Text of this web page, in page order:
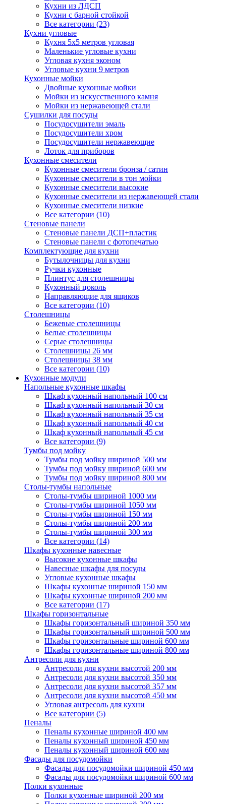
Кухни из ЛДСП
Кухни с барной стойкой
Все категории (23)
Кухни угловые
Кухня 5х5 метров угловая
Маленькие угловые кухни
Угловая кухня эконом
Угловые кухни 9 метров
Кухонные мойки
Двойные кухонные мойки
Мойки из искусственного камня
Мойки из нержавеющей стали
Сушилки для посуды
Посудосушители эмаль
Посудосушители хром
Посудосушители нержавеющие
Лоток для приборов
Кухонные смесители
Кухонные смесители бронза / сатин
Кухонные смесители в тон мойки
Кухонные смесители высокие
Кухонные смесители из нержавеющей стали
Кухонные смесители низкие
Все категории (10)
Стеновые панели
Стеновые панели ДСП+пластик
Стеновые панели с фотопечатью
Комплектующие для кухни
Бутылочницы для кухни
Ручки кухонные
Плинтус для столешницы
Кухонный цоколь
Направляющие для ящиков
Все категории (10)
Столешницы
Бежевые столешницы
Белые столешницы
Серые столешницы
Столешницы 26 мм
Столешницы 38 мм
Все категории (10)
Кухонные модули
Напольные кухонные шкафы
Шкаф кухонный напольный 100 см
Шкаф кухонный напольный 30 см
Шкаф кухонный напольный 35 см
Шкаф кухонный напольный 40 см
Шкаф кухонный напольный 45 см
Все категории (9)
Тумбы под мойку
Тумбы под мойку шириной 500 мм
Тумбы под мойку шириной 600 мм
Тумбы под мойку шириной 800 мм
Столы-тумбы напольные
Столы-тумбы шириной 1000 мм
Столы-тумбы шириной 1050 мм
Столы-тумбы шириной 150 мм
Столы-тумбы шириной 200 мм
Столы-тумбы шириной 300 мм
Все категории (14)
Шкафы кухонные навесные
Высокие кухонные шкафы
Навесные шкафы для посуды
Угловые кухонные шкафы
Шкафы кухонные шириной 150 мм
Шкафы кухонные шириной 200 мм
Все категории (17)
Шкафы горизонтальные
Шкафы горизонтальный шириной 350 мм
Шкафы горизонтальный шириной 500 мм
Шкафы горизонтальные шириной 600 мм
Шкафы горизонтальные шириной 800 мм
Антресоли для кухни
Антресоли для кухни высотой 200 мм
Антресоли для кухни высотой 350 мм
Антресоли для кухни высотой 357 мм
Антресоли для кухни высотой 450 мм
Угловая антресоль для кухни
Все категории (5)
Пеналы
Пеналы кухонные шириной 400 мм
Пеналы кухонный шириной 450 мм
Пеналы кухонный шириной 600 мм
Фасады для посудомойки
Фасады для посудомойки шириной 450 мм
Фасады для посудомойки шириной 600 мм
Полки кухонные
Полки кухонные шириной 200 мм